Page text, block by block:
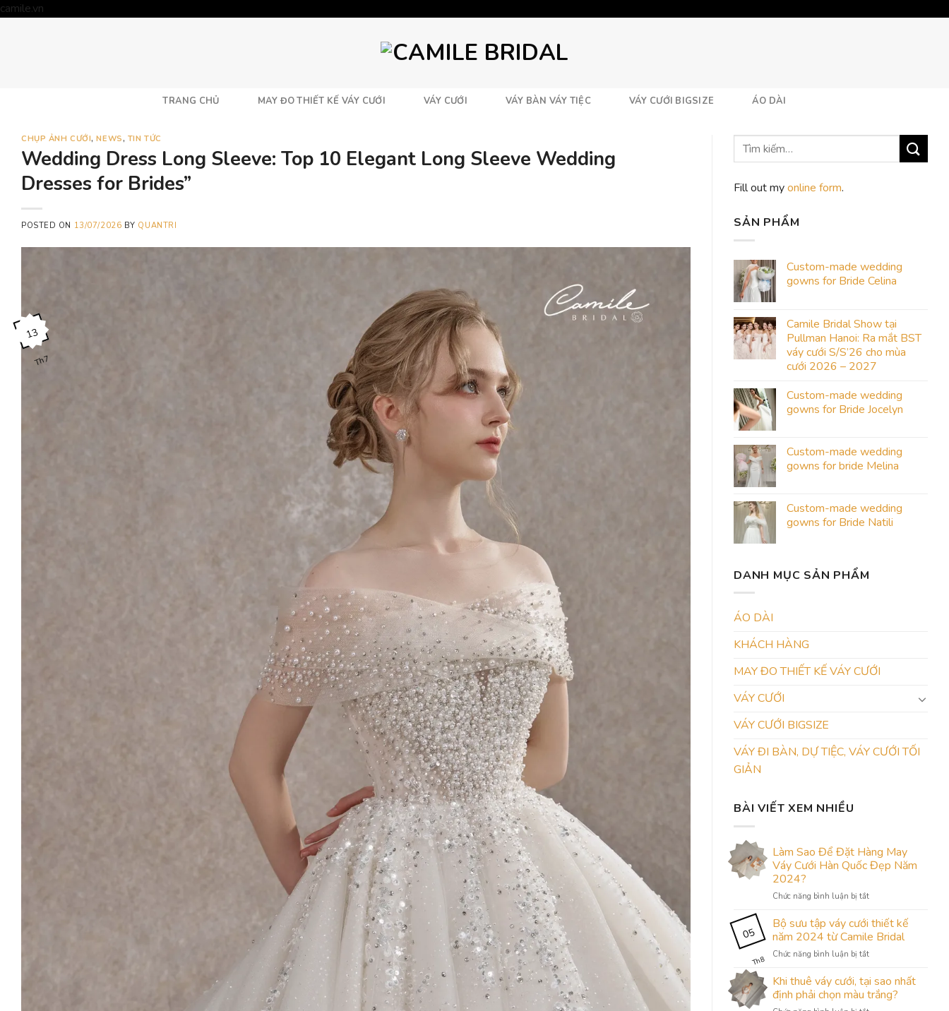
camile.vn
TRANG CHỦ MAY ĐO THIẾT KẾ VÁY CƯỚI VÁY CƯỚI VÁY BÀN VÁY TIỆC VÁY CƯỚI BIGSIZE ÁO DÀI
CHỤP ẢNH CƯỚI,NEWS, TIN TỨC
Wedding Dress Long Sleeve: Top 10 Elegant Long Sleeve Wedding
Dresses for Brides”
POSTED ON 13/07/2026 BY QUANTRI
13
Th7
Fill out myonline form.
SẢN PHẨM
Custom-made wedding
gowns for Bride Celina
Camile Bridal Show tại
Pullman Hanoi: Ra mắt BST
váy cưới S/S’26 cho mùa
cưới 2026 – 2027
Custom-made wedding
gowns for Bride Jocelyn
Custom-made wedding
gowns for bride Melina
Custom-made wedding
gowns for Bride Natili
DANH MỤC SẢN PHẨM
ÁO DÀI
KHÁCH HÀNG
MAY ĐO THIẾT KẾ VÁY CƯỚI
VÁY CƯỚI
VÁY CƯỚI BIGSIZE
VÁY ĐI BÀN, DỰ TIỆC, VÁY CƯỚI TỐI
GIẢN
BÀI VIẾT XEM NHIỀU
Làm Sao Để Đặt Hàng May
Váy Cưới Hàn Quốc Đẹp Năm
2024?
Chức năng bình luận bị tắtở
Sao
Để
Đặt
Hàng
Váy
Cưới
05
Th8
Bộ sưu tập váy cưới thiết kế
năm 2024 từ Camile Bridal
Chức năng bình luận bị tắtở
sưu
tập
váy
Khi thuê váy cưới, tại sao nhất
định phải chọn màu trắng?